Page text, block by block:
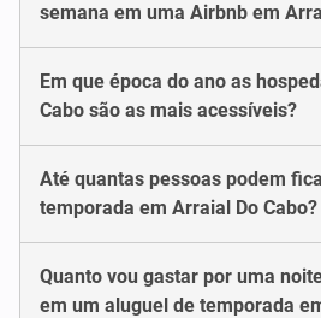
semana em uma Airbnb em
Em que época do ano as
Cabo são as mais acessíveis?
Até quantas pessoas podem
temporada em Arraial Do Cabo?
Quanto vou gastar por uma
em um aluguel de temporada